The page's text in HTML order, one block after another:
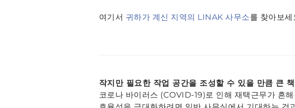
여기서 귀하가 계신 지역의 LINAK 사무소를 찾아보세
작지만 필요한 작업 공간을 조성할 수 있을 만큼 큰
코로나 바이러스 (COVID-19)로 인해 재택근무가 흔